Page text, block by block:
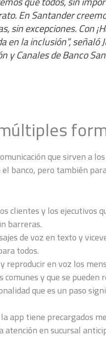
En Santander
sin excepciones. Con
en la inclusión”,
y Canales de Banco
que sirven a
banco, pero también
clientes y los ejecutivos
barreras.
de voz en texto y
todos.
reproducir en voz los
y que se pueden
que es un paso
la app tiene precargados
en sucursal